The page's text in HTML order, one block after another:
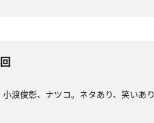
渡俊彰、ナツコ。ネタあり、笑いあ